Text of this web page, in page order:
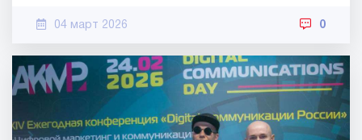
04 март 2026 0